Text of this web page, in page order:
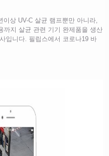
상 UV-C 살균 램프뿐만 아니라,
까지 살균 관련 기기 완제품을 생산
입니다. 필립스에서 코로나19 바